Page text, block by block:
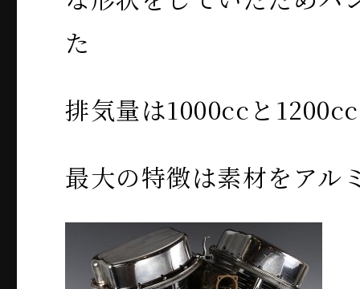
た
排気量は1000ccと1200cc
最大の特徴は素材をアル